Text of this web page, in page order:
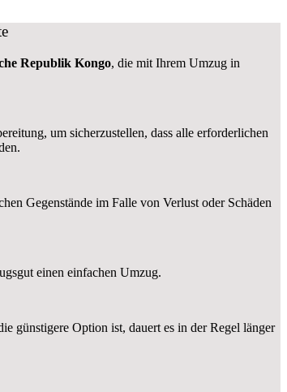
Republik Kongo, die mit Ihrem Umzug in
um sicherzustellen, dass alle erforderlichen
Gegenstände im Falle von Verlust oder Schäden
einen einfachen Umzug.
günstigere Option ist, dauert es in der Regel länger